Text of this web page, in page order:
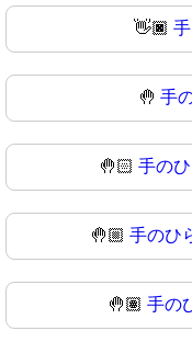
👋🏿
🤚 手
🤚🏻 手の
🤚🏼 手のひ
🤚🏽 手の